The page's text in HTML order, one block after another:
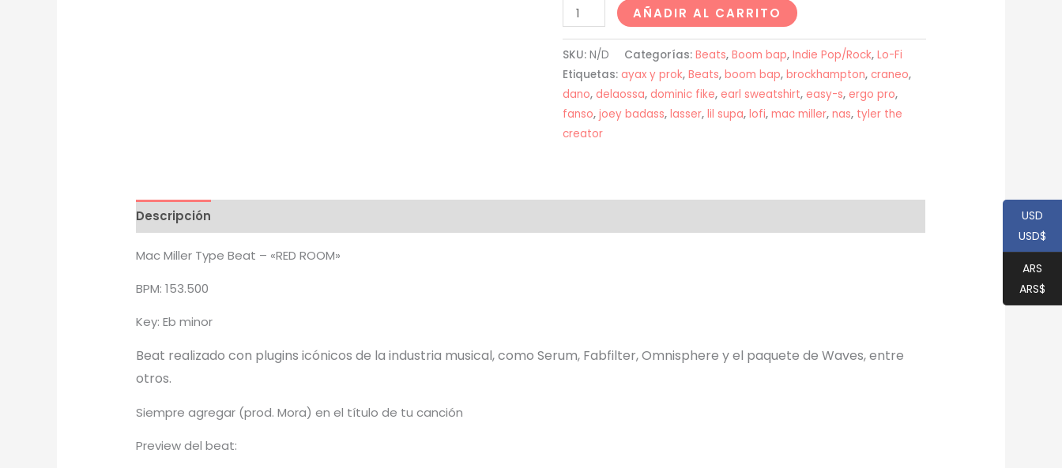
Mac
Miller
Type
Beat
-
"RED
ROOM"
AÑADIR AL CARRITO
SKU: N/D Categorías: Beats, Boom bap, Indie Pop/Rock, Lo-Fi
Etiquetas: ayax y prok, Beats, boom bap, brockhampton, craneo,
dano, delaossa, dominic fike, earl sweatshirt, easy-s, ergo pro,
fanso, joey badass, lasser, lil supa, lofi, mac miller, nas, tyler the
creator
Descripción
Mac Miller Type Beat – «RED ROOM»
BPM: 153.500
Key: Eb minor
Beat realizado con plugins icónicos de la industria musical, como Serum, Fabfilter, Omnisphere y el paquete de Waves, entre
otros.
Siempre agregar (prod. Mora) en el título de tu canción
Preview del beat:
USD
USD$
ARS
ARS$